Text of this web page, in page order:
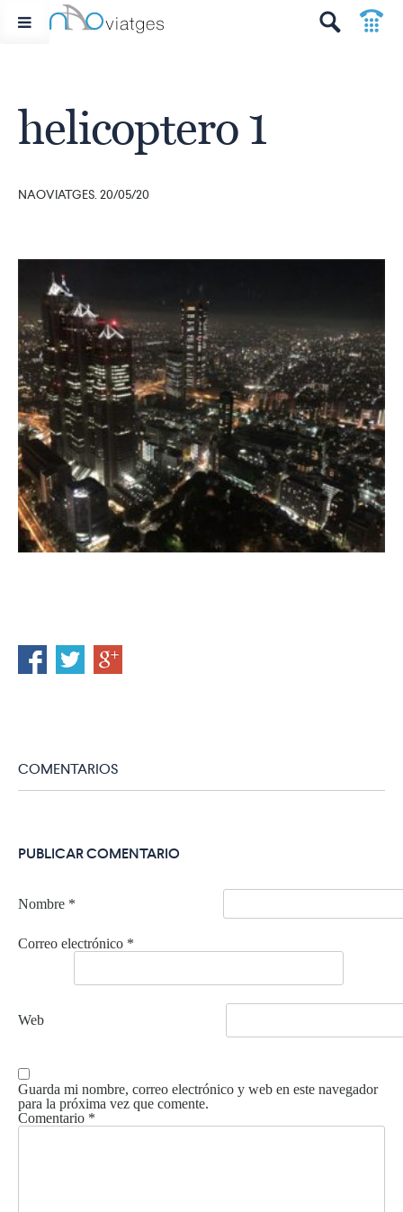
helicoptero 1
NAOVIATGES. 20/05/20
COMENTARIOS
PUBLICAR COMENTARIO
Nombre *
Correo electrónico *
Web
Guarda mi nombre, correo electrónico y web en este navegador
para la próxima vez que comente.
Comentario *
t
p